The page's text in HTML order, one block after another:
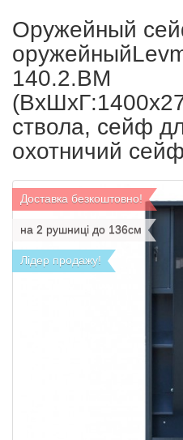
Оружейный
140.2.ВМ
ствола, сейф
охотничий сейф
Доставка безкоштовно!
на 2 рушниці до 136см
Лідер продажу!